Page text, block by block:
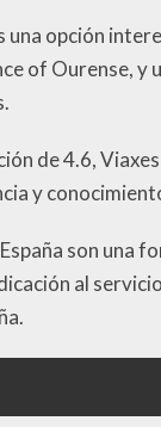
una opción
of Ourense, y
de 4.6,
y
son una
al